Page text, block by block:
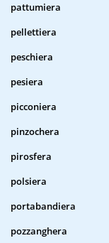
pattumiera
pellettiera
peschiera
pesiera
picconiera
pinzochera
pirosfera
polsiera
portabandiera
pozzanghera